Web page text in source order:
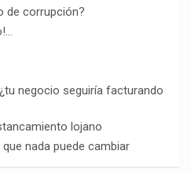
de corrupción?
negocio seguiría facturando
lojano
nada puede cambiar